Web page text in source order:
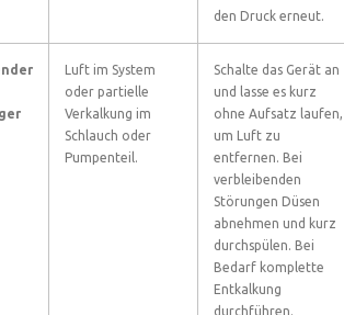
den Druck erneut.
Luft im System
oder partielle
Verkalkung im
Schlauch oder
Pumpenteil.
Schalte das Gerät an
und lasse es kurz
ohne Aufsatz laufen,
um Luft zu
entfernen. Bei
verbleibenden
Störungen Düsen
abnehmen und kurz
durchspülen. Bei
Bedarf komplette
Entkalkung
durchführen.